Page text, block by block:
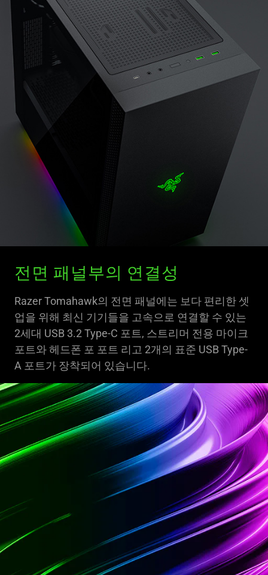
전면 패널부의 연결성
Razer Tomahawk의 전면 패널에는 보다 편리한 셋
업을 위해 최신 기기들을 고속으로 연결할 수 있는
2세대 USB 3.2 Type-C 포트, 스트리머 전용 마이크
포트와 헤드폰 포 포트 리고 2개의 표준 USB Type-
A 포트가 장착되어 있습니다.